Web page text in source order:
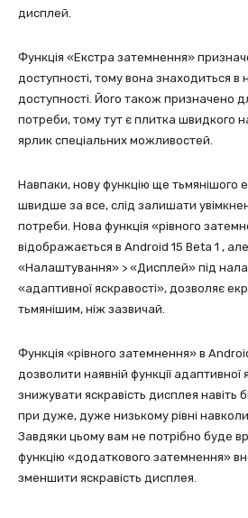
дисплей.
Функція «Екстра затемнення»
доступності, тому вона знаходиться в
доступності. Його також призначено
потреби, тому тут є плитка швидкого
ярлик спеціальних можливостей.
Навпаки, нову функцію ще тьмянішого
швидше за все, слід залишати
потреби. Нова функція «рівного
відображається в Android 15 Beta 1 , але
«Налаштування» > «Дисплей» під
«адаптивної яскравості», дозволяє
тьмянішим, ніж зазвичай.
Функція «рівного затемнення» в
дозволити наявній функції адаптивної
знижувати яскравість дисплея навіть
при дуже, дуже низькому рівні
Завдяки цьому вам не потрібно буде
функцію «додаткового затемнення»
зменшити яскравість дисплея.